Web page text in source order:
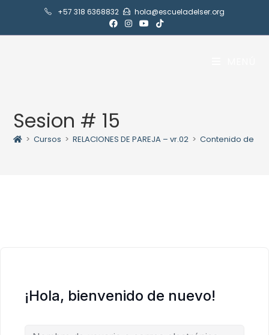
+57 318 6368832 hola@escueladelser.org
Sesion # 15
> Cursos > RELACIONES DE PAREJA – vr.02 > Contenido de
¡Hola, bienvenido de nuevo!